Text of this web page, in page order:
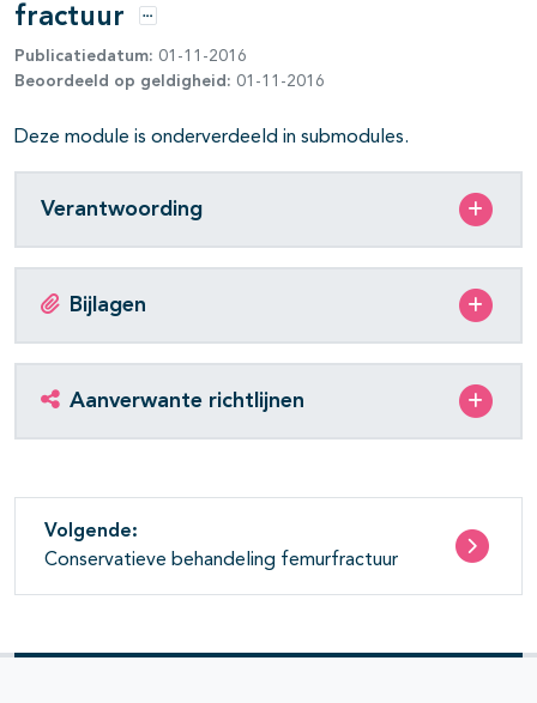
open- en dichtklappen
open- en dichtklappen
open- en dichtklappen
open- en dichtklappen
fractuur
Opties
Publicatiedatum: 01-11-2016
Beoordeeld op geldigheid: 01-11-2016
Deze module is onderverdeeld in submodules.
Verantwoording
Bijlagen
Aanverwante richtlijnen
Volgende:
Conservatieve behandeling femurfractuur